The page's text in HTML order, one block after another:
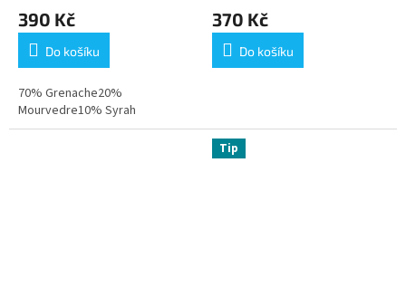
390 Kč
Do košíku
70% Grenache20%
Mourvedre10% Syrah
370 Kč
Do košíku
Tip